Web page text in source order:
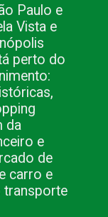
Paulo e
Vista e
perto do
da
e
de
carro e
transporte